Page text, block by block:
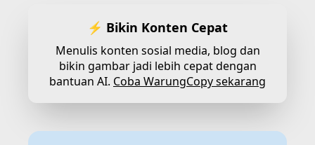
⚡ Bikin Konten Cepat
Menulis konten sosial media, blog dan
bikin gambar jadi lebih cepat dengan
bantuan AI. Coba WarungCopy sekarang